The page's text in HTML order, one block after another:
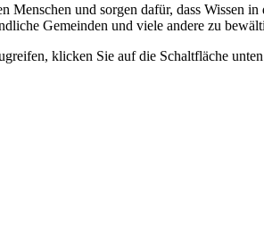
und sorgen dafür, dass Wissen
Gemeinden und viele andere zu
klicken Sie auf die Schaltfläche